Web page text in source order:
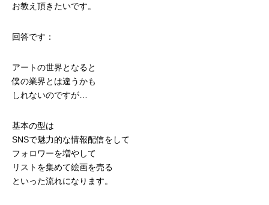
お教え頂きたいです。
回答です：
アートの世界となると
僕の業界とは違うかも
しれないのですが…
基本の型は
SNSで魅力的な情報配信をして
フォロワーを増やして
リストを集めて絵画を売る
といった流れになります。